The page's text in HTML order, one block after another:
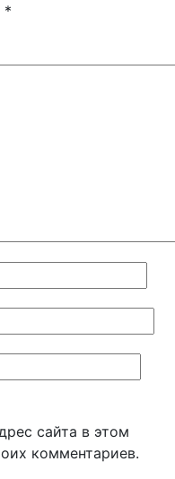
*
сайта в этом
комментариев.